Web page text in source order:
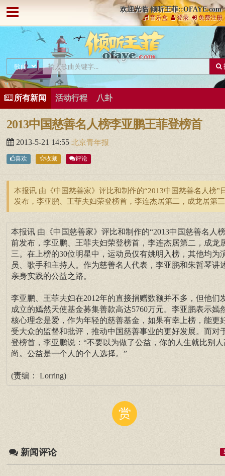
欢迎光临 倾听王菲::OFAYE.com
音乐盒 登录 免费注册
所有新闻 活动行程 八卦
2013中国慈善名人榜李亚鹏王菲登榜首
2013-5-21 14:55 北京青年报
喜欢 收藏 评论
本报讯 由《中国慈善家》评比和制作的“2013中国慈善名人榜”
发布，李亚鹏、王菲夫妇荣登榜首，李连杰居第二，成龙居第
本报讯 由《中国慈善家》评比和制作的“2013中国慈善名人
前发布，李亚鹏、王菲夫妇荣登榜首，李连杰居第二，成龙
三。在上榜的30位明星中，运动员仅有姚明入榜，其他均为
员、歌手和主持人。作为慈善名人代表，李亚鹏和朱哲琴讲
亲身实践的公益之路。
李亚鹏、王菲夫妇在2012年的直接捐赠数额并不多，但他们
成立的嫣然天使基金募集善款高达5760万元。李亚鹏表示嫣
核心理念是爱，作为年轻的慈善基金，如果有幸上榜，能更
受大众的监督和批评，推动中国慈善事业的更好发展。而对
登榜首，李亚鹏说：“不要以为做了公益，你的人生就比别人
尚。公益是一个人的个人选择。”
(责编： Lorring)
赏
新闻评论